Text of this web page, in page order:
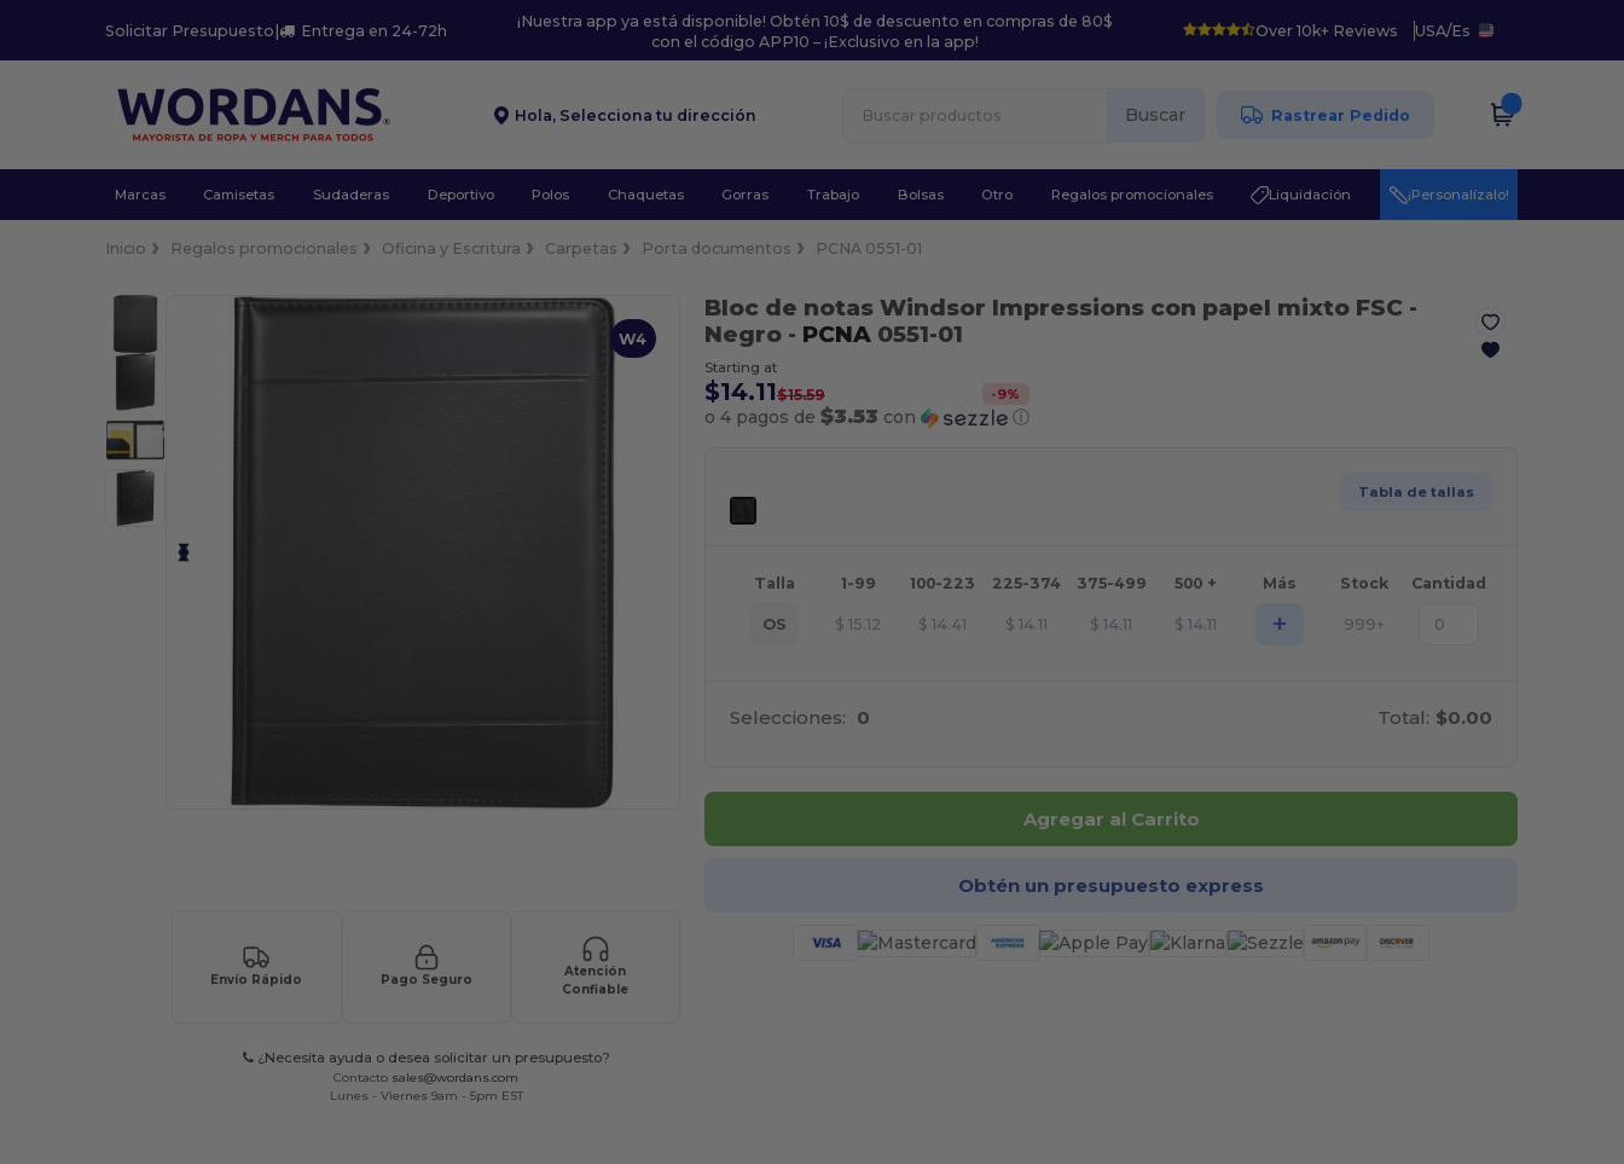
Solicitar Presupuesto | Entrega en 24-72h
¡Nuestra app ya está disponible! Obtén 10$ de descuento en compras de 80$
con el código APP10 – ¡Exclusivo en la app!
Over 10k+ Reviews USA/Es
Hola, Selecciona tu dirección Buscar Rastrear Pedido
Marcas Camisetas Sudaderas Deportivo Polos Chaquetas Gorras Trabajo Bolsas Otro Regalos promocionales Liquidación ¡Personalízalo!
Inicio Regalos promocionales Oficina y Escritura Carpetas Porta documentos PCNA 0551-01
W4
Envío Rápido Pago Seguro
Atención
Confiable
¿Necesita ayuda o desea solicitar un presupuesto?
Contacto sales@wordans.com
Lunes - Viernes 9am - 5pm EST
Bloc de notas Windsor Impressions con papel mixto FSC -
Negro- PCNA0551-01
Starting at
$14.11$15.59 -9%
o 4 pagos de $3.53 con ⓘ
Tabla de tallas
Talla 1-99 100-223 225-374 375-499 500 + Más Stock Cantidad
OS $ 15.12 $ 14.41 $ 14.11 $ 14.11 $ 14.11 + 999+
Selecciones: 0 Total: $0.00
Agregar al Carrito
Obtén un presupuesto express